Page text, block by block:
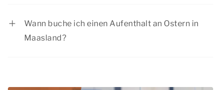
Wann buche ich einen Aufenthalt an Ostern in
Maasland?
können. Schließlich haben die meisten Menschen